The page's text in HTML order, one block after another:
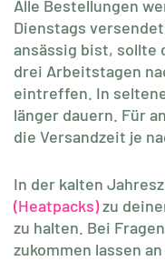
Alle Bestellungen
Dienstags
ansässig bist, sollte
drei Arbeitstagen
eintreffen. In
länger dauern. Für
die Versandzeit je
In der kalten
(Heatpacks)zu
zu halten. Bei
zukommen lassen an